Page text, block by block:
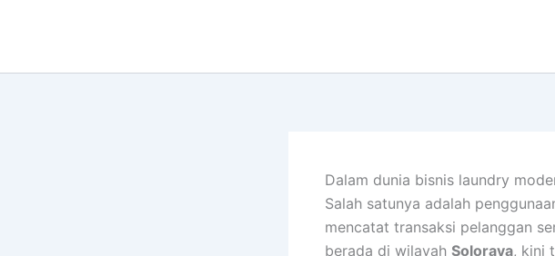
Dalam dunia bisnis laundry
Salah satunya adalah
mencatat transaksi pelanggan
berada di wilayah Soloraya, kini